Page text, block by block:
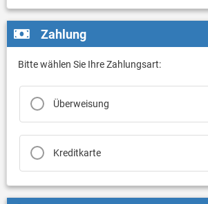
Zahlung
Bitte wählen Sie Ihre Zahlungsart:
Überweisung
Kreditkarte